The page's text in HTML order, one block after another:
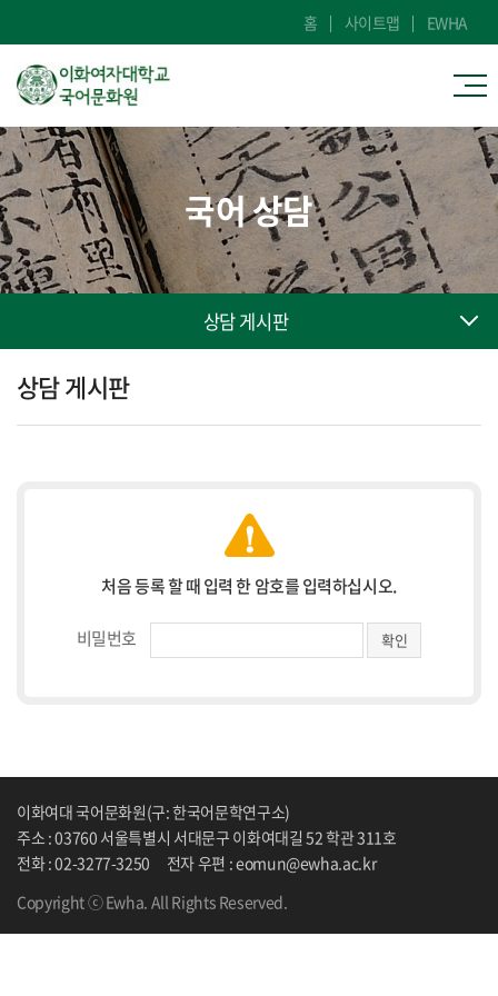
홈 사이트맵 EWHA
국어 상담
상담 게시판
상담 게시판
처음 등록 할 때 입력 한 암호를 입력하십시오.
비밀번호
이화여대 국어문화원(구: 한국어문학연구소)
주소 : 03760 서울특별시 서대문구 이화여대길 52 학관 311호
전화 : 02-3277-3250
전자 우편 : eomun@ewha.ac.kr
Copyright ⓒ Ewha. All Rights Reserved.